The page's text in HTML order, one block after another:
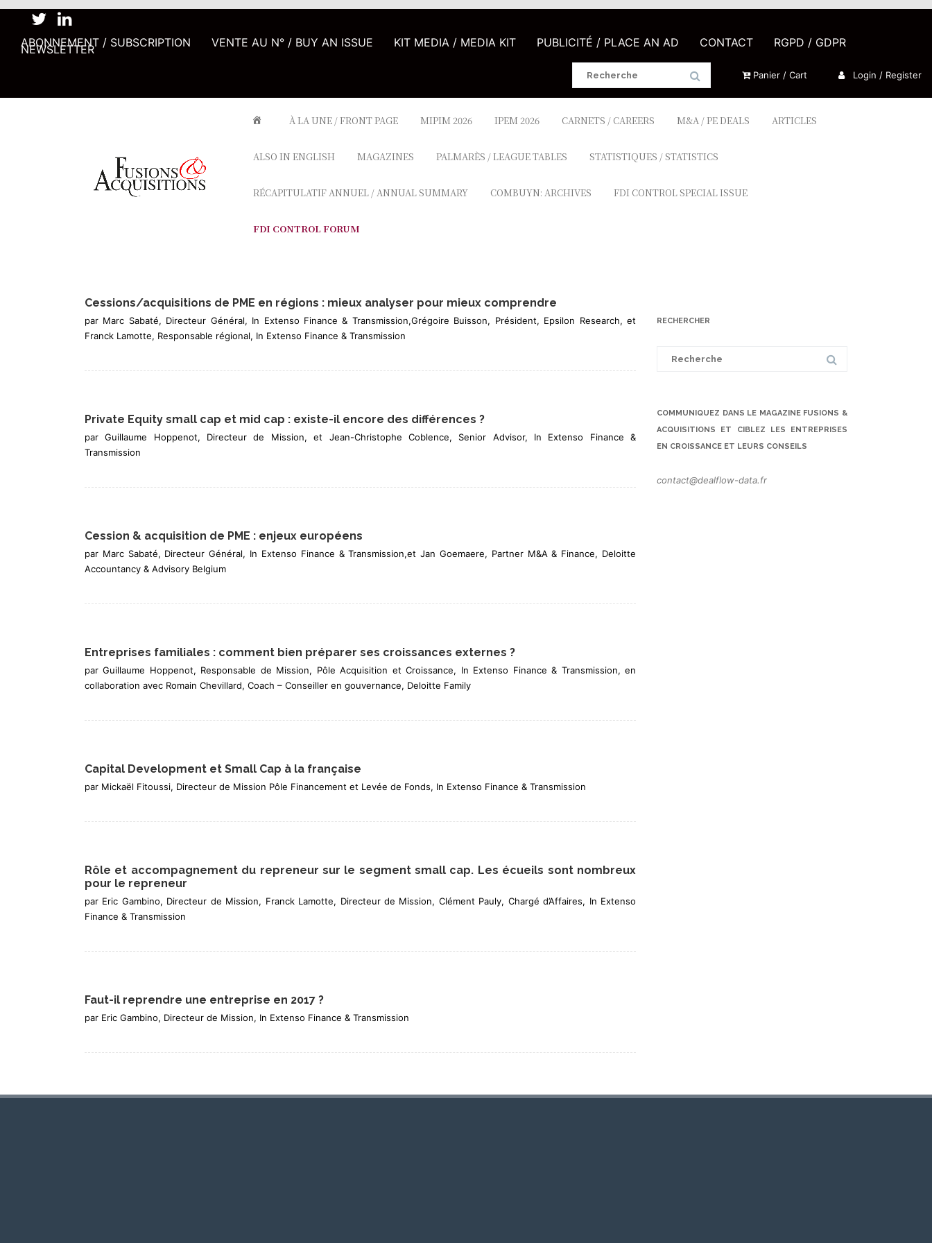
ABONNEMENT / SUBSCRIPTION VENTE AU N° / BUY AN ISSUE KIT MEDIA / MEDIA KIT PUBLICITÉ / PLACE AN AD CONTACT RGPD / GDPR
NEWSLETTER
Search
Panier / Cart Login / Register
À LA UNE / FRONT PAGE MIPIM 2026 IPEM 2026 CARNETS / CAREERS M&A / PE DEALS ARTICLES
ALSO IN ENGLISH MAGAZINES PALMARÈS / LEAGUE TABLES STATISTIQUES / STATISTICS
RÉCAPITULATIF ANNUEL / ANNUAL SUMMARY COMBUYN: ARCHIVES FDI CONTROL SPECIAL ISSUE
FDI CONTROL FORUM
Cessions/acquisitions de PME en régions : mieux analyser pour mieux comprendre
par Marc Sabaté, Directeur Général, In Extenso Finance & Transmission,Grégoire Buisson, Président, Epsilon Research, et
Franck Lamotte, Responsable régional, In Extenso Finance & Transmission
Private Equity small cap et mid cap : existe-il encore des différences ?
par Guillaume Hoppenot, Directeur de Mission, et Jean-Christophe Coblence, Senior Advisor, In Extenso Finance &
Transmission
Cession & acquisition de PME : enjeux européens
par Marc Sabaté, Directeur Général, In Extenso Finance & Transmission,et Jan Goemaere, Partner M&A & Finance, Deloitte
Accountancy & Advisory Belgium
Entreprises familiales : comment bien préparer ses croissances externes ?
par Guillaume Hoppenot, Responsable de Mission, Pôle Acquisition et Croissance, In Extenso Finance & Transmission, en
collaboration avec Romain Chevillard, Coach – Conseiller en gouvernance, Deloitte Family
Capital Development et Small Cap à la française
par Mickaël Fitoussi, Directeur de Mission Pôle Financement et Levée de Fonds, In Extenso Finance & Transmission
Rôle et accompagnement du repreneur sur le segment small cap. Les écueils sont nombreux
pour le repreneur
par Eric Gambino, Directeur de Mission, Franck Lamotte, Directeur de Mission, Clément Pauly, Chargé d’Affaires, In Extenso
Finance & Transmission
Faut-il reprendre une entreprise en 2017 ?
par Eric Gambino, Directeur de Mission, In Extenso Finance & Transmission
RECHERCHER
COMMUNIQUEZ DANS LE MAGAZINE FUSIONS &
ACQUISITIONS ET CIBLEZ LES ENTREPRISES
EN CROISSANCE ET LEURS CONSEILS
contact@dealflow-data.fr